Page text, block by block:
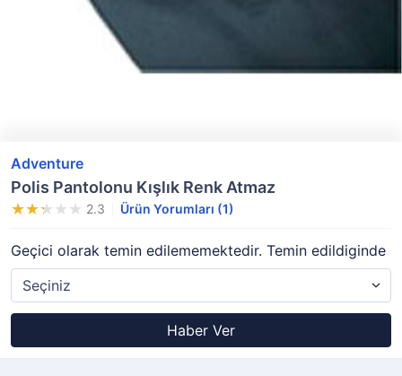
Adventure
Polis Pantolonu Kışlık Renk Atmaz
2.3 Ürün Yorumları (1)
Geçici olarak temin edilememektedir. Temin edildiginde
Haber Ver